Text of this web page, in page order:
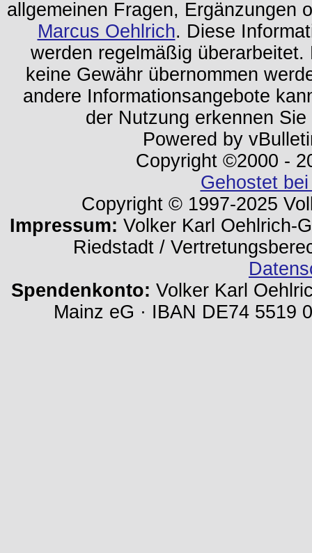
allgemeinen Fragen, Ergänzungen
Marcus Oehlrich. Diese
werden regelmäßig
keine Gewähr übernommen
andere Informationsangebote
der Nutzung erkennen
Powered by
Copyright ©2000 -
Gehostet
Copyright © 1997-2025
Impressum: Volker Karl Oehlrich-
Riedstadt /
Spendenkonto: Volker Karl
Mainz eG · IBAN DE74 5519